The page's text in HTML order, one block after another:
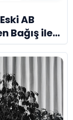
AB
Bağış ile